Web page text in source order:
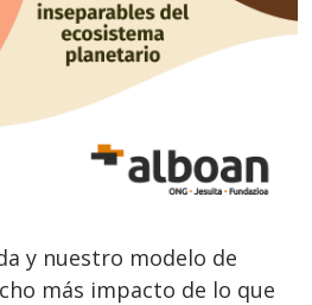
y nuestro modelo de
más impacto de lo que